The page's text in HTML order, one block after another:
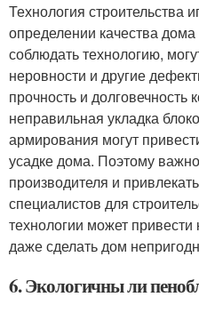
Технология строительства
определении качества
соблюдать технологию,
неровности и другие
прочность и долговечность
неправильная укладка
армирования могут
усадке дома. Поэтому
производителя и
специалистов для
технологии может
даже сделать дом
6. Экологичны ли